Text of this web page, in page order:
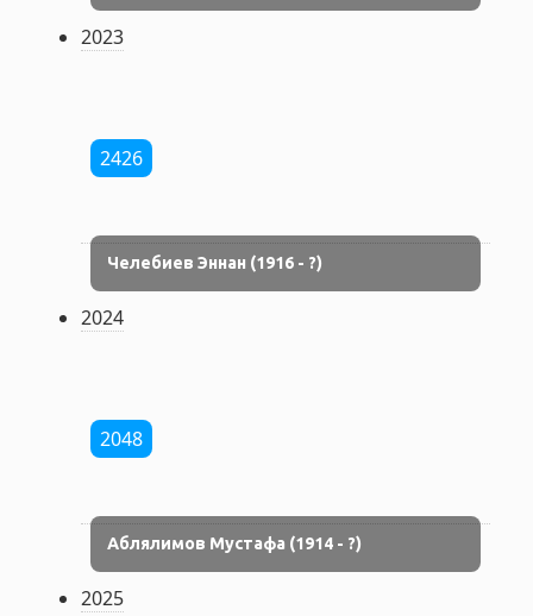
2023
2426
Челебиев Эннан (1916 - ?)
2024
2048
Аблялимов Мустафа (1914 - ?)
2025